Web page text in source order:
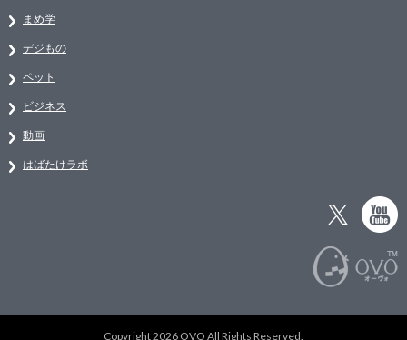
まめ学
デジもの
ペット
ビジネス
動画
はばたけラボ
Copyright 2026 OVO All Rights Reserved.